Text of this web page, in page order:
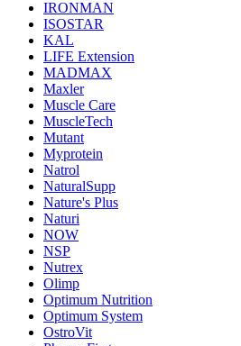
IRONMAN
ISOSTAR
KAL
LIFE Extension
MADMAX
Maxler
Muscle Care
MuscleTech
Mutant
Myprotein
Natrol
NaturalSupp
Nature's Plus
Naturi
NOW
NSP
Nutrex
Olimp
Optimum Nutrition
Optimum System
OstroVit